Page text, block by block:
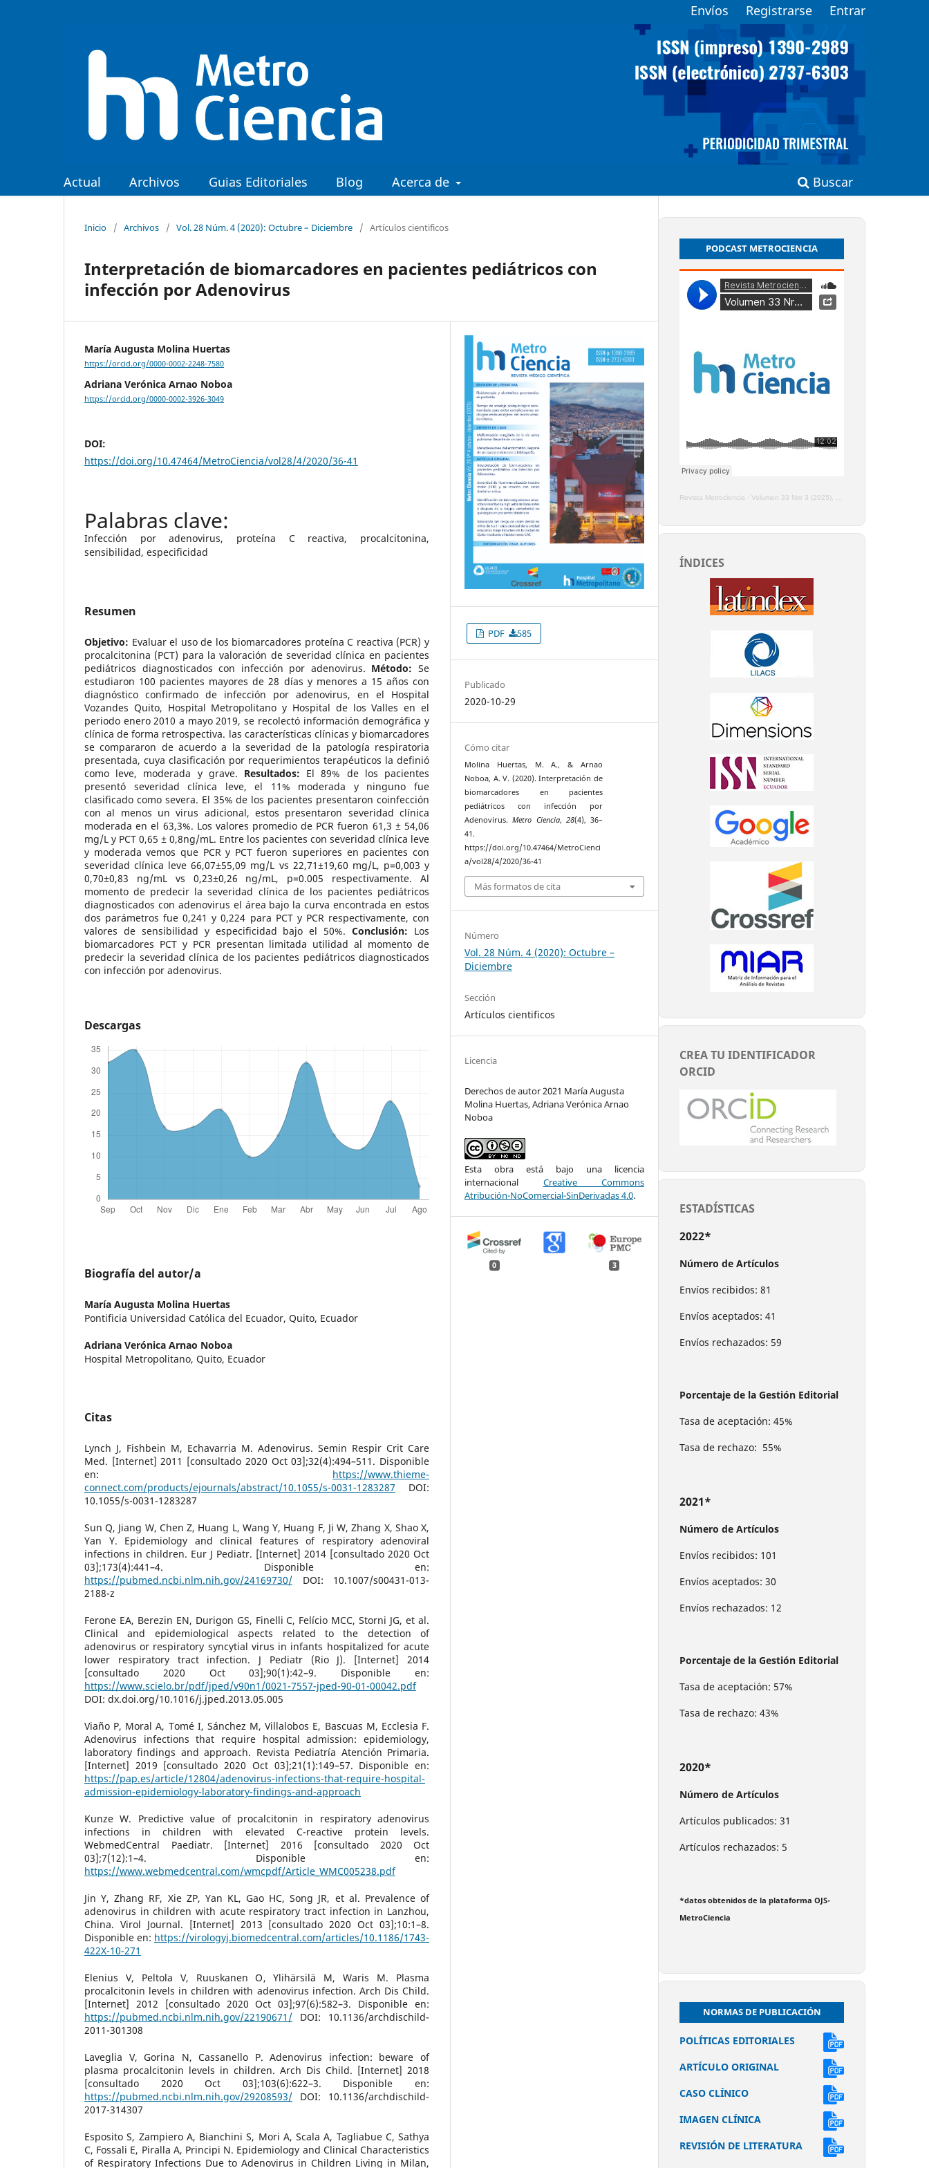
Actual Archivos Guias Editoriales Blog Acerca de Buscar
Envíos Registrarse Entrar
Inicio / Archivos / Vol. 28 Núm. 4 (2020): Octubre – Diciembre / Artículos cientificos
Interpretación de biomarcadores en pacientes pediátricos con
infección por Adenovirus
María Augusta Molina Huertas
https://orcid.org/0000-0002-2248-7580
Adriana Verónica Arnao Noboa
https://orcid.org/0000-0002-3926-3049
DOI:
https://doi.org/10.47464/MetroCiencia/vol28/4/2020/36-41
Infección por adenovirus, proteína C reactiva, procalcitonina,
sensibilidad, especificidad
Resumen
Objetivo: Evaluar el uso de los biomarcadores proteína C reactiva (PCR) y
procalcitonina (PCT) para la valoración de severidad clínica en pacientes
pediátricos diagnosticados con infección por adenovirus. Método: Se
estudiaron 100 pacientes mayores de 28 días y menores a 15 años con
diagnóstico confirmado de infección por adenovirus, en el Hospital
Vozandes Quito, Hospital Metropolitano y Hospital de los Valles en el
periodo enero 2010 a mayo 2019, se recolectó información demográfica y
clínica de forma retrospectiva. las características clínicas y biomarcadores
se compararon de acuerdo a la severidad de la patología respiratoria
presentada, cuya clasificación por requerimientos terapéuticos la definió
como leve, moderada y grave. Resultados: El 89% de los pacientes
presentó severidad clínica leve, el 11% moderada y ninguno fue
clasificado como severa. El 35% de los pacientes presentaron coinfección
con al menos un virus adicional, estos presentaron severidad clínica
moderada en el 63,3%. Los valores promedio de PCR fueron 61,3 ± 54,06
mg/L y PCT 0,65 ± 0,8ng/mL. Entre los pacientes con severidad clínica leve
y moderada vemos que PCR y PCT fueron superiores en pacientes con
severidad clínica leve 66,07±55,09 mg/L vs 22,71±19,60 mg/L, p=0,003 y
0,70±0,83 ng/mL vs 0,23±0,26 ng/mL, p=0.005 respectivamente. Al
momento de predecir la severidad clínica de los pacientes pediátricos
diagnosticados con adenovirus el área bajo la curva encontrada en estos
dos parámetros fue 0,241 y 0,224 para PCT y PCR respectivamente, con
valores de sensibilidad y especificidad bajo el 50%.Conclusión: Los
biomarcadores PCT y PCR presentan limitada utilidad al momento de
predecir la severidad clínica de los pacientes pediátricos diagnosticados
con infección por adenovirus.
Descargas
Biografía del autor/a
María Augusta Molina Huertas
Pontificia Universidad Católica del Ecuador, Quito, Ecuador
Adriana Verónica Arnao Noboa
Hospital Metropolitano, Quito, Ecuador
Citas
Lynch J, Fishbein M, Echavarria M. Adenovirus. Semin Respir Crit Care
Med. [Internet] 2011 [consultado 2020 Oct 03];32(4):494–511. Disponible
en: https://www.thieme-
connect.com/products/ejournals/abstract/10.1055/s-0031-1283287 DOI:
10.1055/s-0031-1283287
Sun Q, Jiang W, Chen Z, Huang L, Wang Y, Huang F, Ji W, Zhang X, Shao X,
Yan Y. Epidemiology and clinical features of respiratory adenoviral
infections in children. Eur J Pediatr. [Internet] 2014 [consultado 2020 Oct
03];173(4):441–4. Disponible en:
https://pubmed.ncbi.nlm.nih.gov/24169730/ DOI: 10.1007/s00431-013-
2188-z
Ferone EA, Berezin EN, Durigon GS, Finelli C, Felício MCC, Storni JG, et al.
Clinical and epidemiological aspects related to the detection of
adenovirus or respiratory syncytial virus in infants hospitalized for acute
lower respiratory tract infection. J Pediatr (Rio J). [Internet] 2014
[consultado 2020 Oct 03];90(1):42–9. Disponible en:
https://www.scielo.br/pdf/jped/v90n1/0021-7557-jped-90-01-00042.pdf
DOI: dx.doi.org/10.1016/j.jped.2013.05.005
Viaño P, Moral A, Tomé I, Sánchez M, Villalobos E, Bascuas M, Ecclesia F.
Adenovirus infections that require hospital admission: epidemiology,
laboratory findings and approach. Revista Pediatría Atención Primaria.
[Internet] 2019 [consultado 2020 Oct 03];21(1):149–57. Disponible en:
https://pap.es/article/12804/adenovirus-infections-that-require-hospital-
admission-epidemiology-laboratory-findings-and-approach
Kunze W. Predictive value of procalcitonin in respiratory adenovirus
infections in children with elevated C-reactive protein levels.
WebmedCentral Paediatr. [Internet] 2016 [consultado 2020 Oct
03];7(12):1–4. Disponible en:
https://www.webmedcentral.com/wmcpdf/Article_WMC005238.pdf
Jin Y, Zhang RF, Xie ZP, Yan KL, Gao HC, Song JR, et al. Prevalence of
adenovirus in children with acute respiratory tract infection in Lanzhou,
China. Virol Journal. [Internet] 2013 [consultado 2020 Oct 03];10:1–8.
Disponible en: https://virologyj.biomedcentral.com/articles/10.1186/1743-
422X-10-271
Elenius V, Peltola V, Ruuskanen O, Ylihärsilä M, Waris M. Plasma
procalcitonin levels in children with adenovirus infection. Arch Dis Child.
[Internet] 2012 [consultado 2020 Oct 03];97(6):582–3. Disponible en:
https://pubmed.ncbi.nlm.nih.gov/22190671/ DOI: 10.1136/archdischild-
2011-301308
Laveglia V, Gorina N, Cassanello P. Adenovirus infection: beware of
plasma procalcitonin levels in children. Arch Dis Child. [Internet] 2018
[consultado 2020 Oct 03];103(6):622–3. Disponible en:
https://pubmed.ncbi.nlm.nih.gov/29208593/ DOI: 10.1136/archdischild-
2017-314307
Esposito S, Zampiero A, Bianchini S, Mori A, Scala A, Tagliabue C, Sathya
C, Fossali E, Piralla A, Principi N. Epidemiology and Clinical Characteristics
of Respiratory Infections Due to Adenovirus in Children Living in Milan,
PDF 585
Publicado
2020-10-29
Cómo citar
Molina Huertas, M. A., & Arnao
Noboa, A. V. (2020). Interpretación de
biomarcadores en pacientes
pediátricos con infección por
Adenovirus.Metro Ciencia, 28(4), 36–
41.
https://doi.org/10.47464/MetroCienci
a/vol28/4/2020/36-41
Más formatos de cita
Número
Vol. 28 Núm. 4 (2020): Octubre –
Diciembre
Sección
Artículos cientificos
Licencia
Derechos de autor 2021 María Augusta
Molina Huertas, Adriana Verónica Arnao
Noboa
Esta obra está bajo una licencia
internacional Creative Commons
Atribución-NoComercial-SinDerivadas 4.0.
0 3
PODCAST METROCIENCIA
Revista Metrociencia · Volumen 33 Nro 3 (2025), Enero - Marzo
ÍNDICES
CREA TU IDENTIFICADOR
ORCID
ESTADÍSTICAS
2022*
Número de Artículos
Envíos recibidos: 81
Envíos aceptados: 41
Envíos rechazados: 59
Porcentaje de la Gestión Editorial
Tasa de aceptación: 45%
Tasa de rechazo: 55%
2021*
Número de Artículos
Envíos recibidos: 101
Envíos aceptados: 30
Envíos rechazados: 12
Porcentaje de la Gestión Editorial
Tasa de aceptación: 57%
Tasa de rechazo: 43%
2020*
Número de Artículos
Artículos publicados: 31
Artículos rechazados: 5
*datos obtenidos de la plataforma OJS-
MetroCiencia
NORMAS DE PUBLICACIÓN
POLÍTICAS EDITORIALES
ARTÍCULO ORIGINAL
CASO CLÍNICO
IMAGEN CLÍNICA
REVISIÓN DE LITERATURA